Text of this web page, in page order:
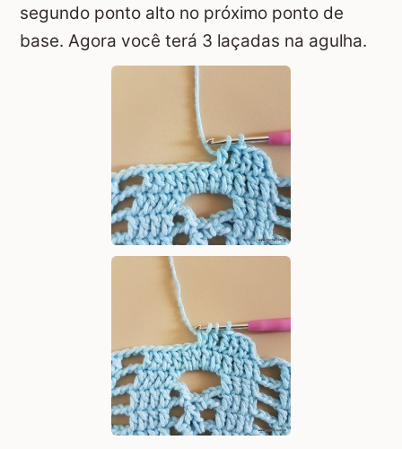
segundo ponto alto no próximo ponto de
base. Agora você terá 3 laçadas na agulha.